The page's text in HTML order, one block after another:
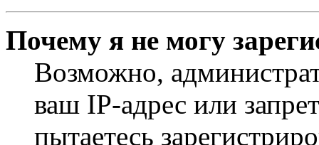
Почему я не могу
Возможно,
ваш IP-адрес или
пытаетесь